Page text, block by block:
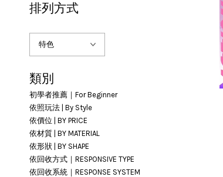
排列方式
類別
初學者推薦｜For Beginner
依照玩法 | By Style
依價位 | BY PRICE
依材質 | BY MATERIAL
依形狀 | BY SHAPE
依回收方式｜RESPONSIVE TYPE
依回收系統｜RESPONSE SYSTEM